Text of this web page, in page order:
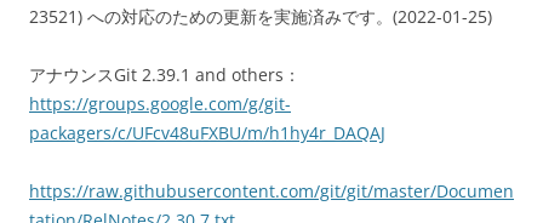
23521) への対応のための更新を実施済みです。(2022-01-25)
アナウンスGit 2.39.1 and others：
https://groups.google.com/g/git-
packagers/c/UFcv48uFXBU/m/h1hy4r_DAQAJ
https://raw.githubusercontent.com/git/git/master/Documen